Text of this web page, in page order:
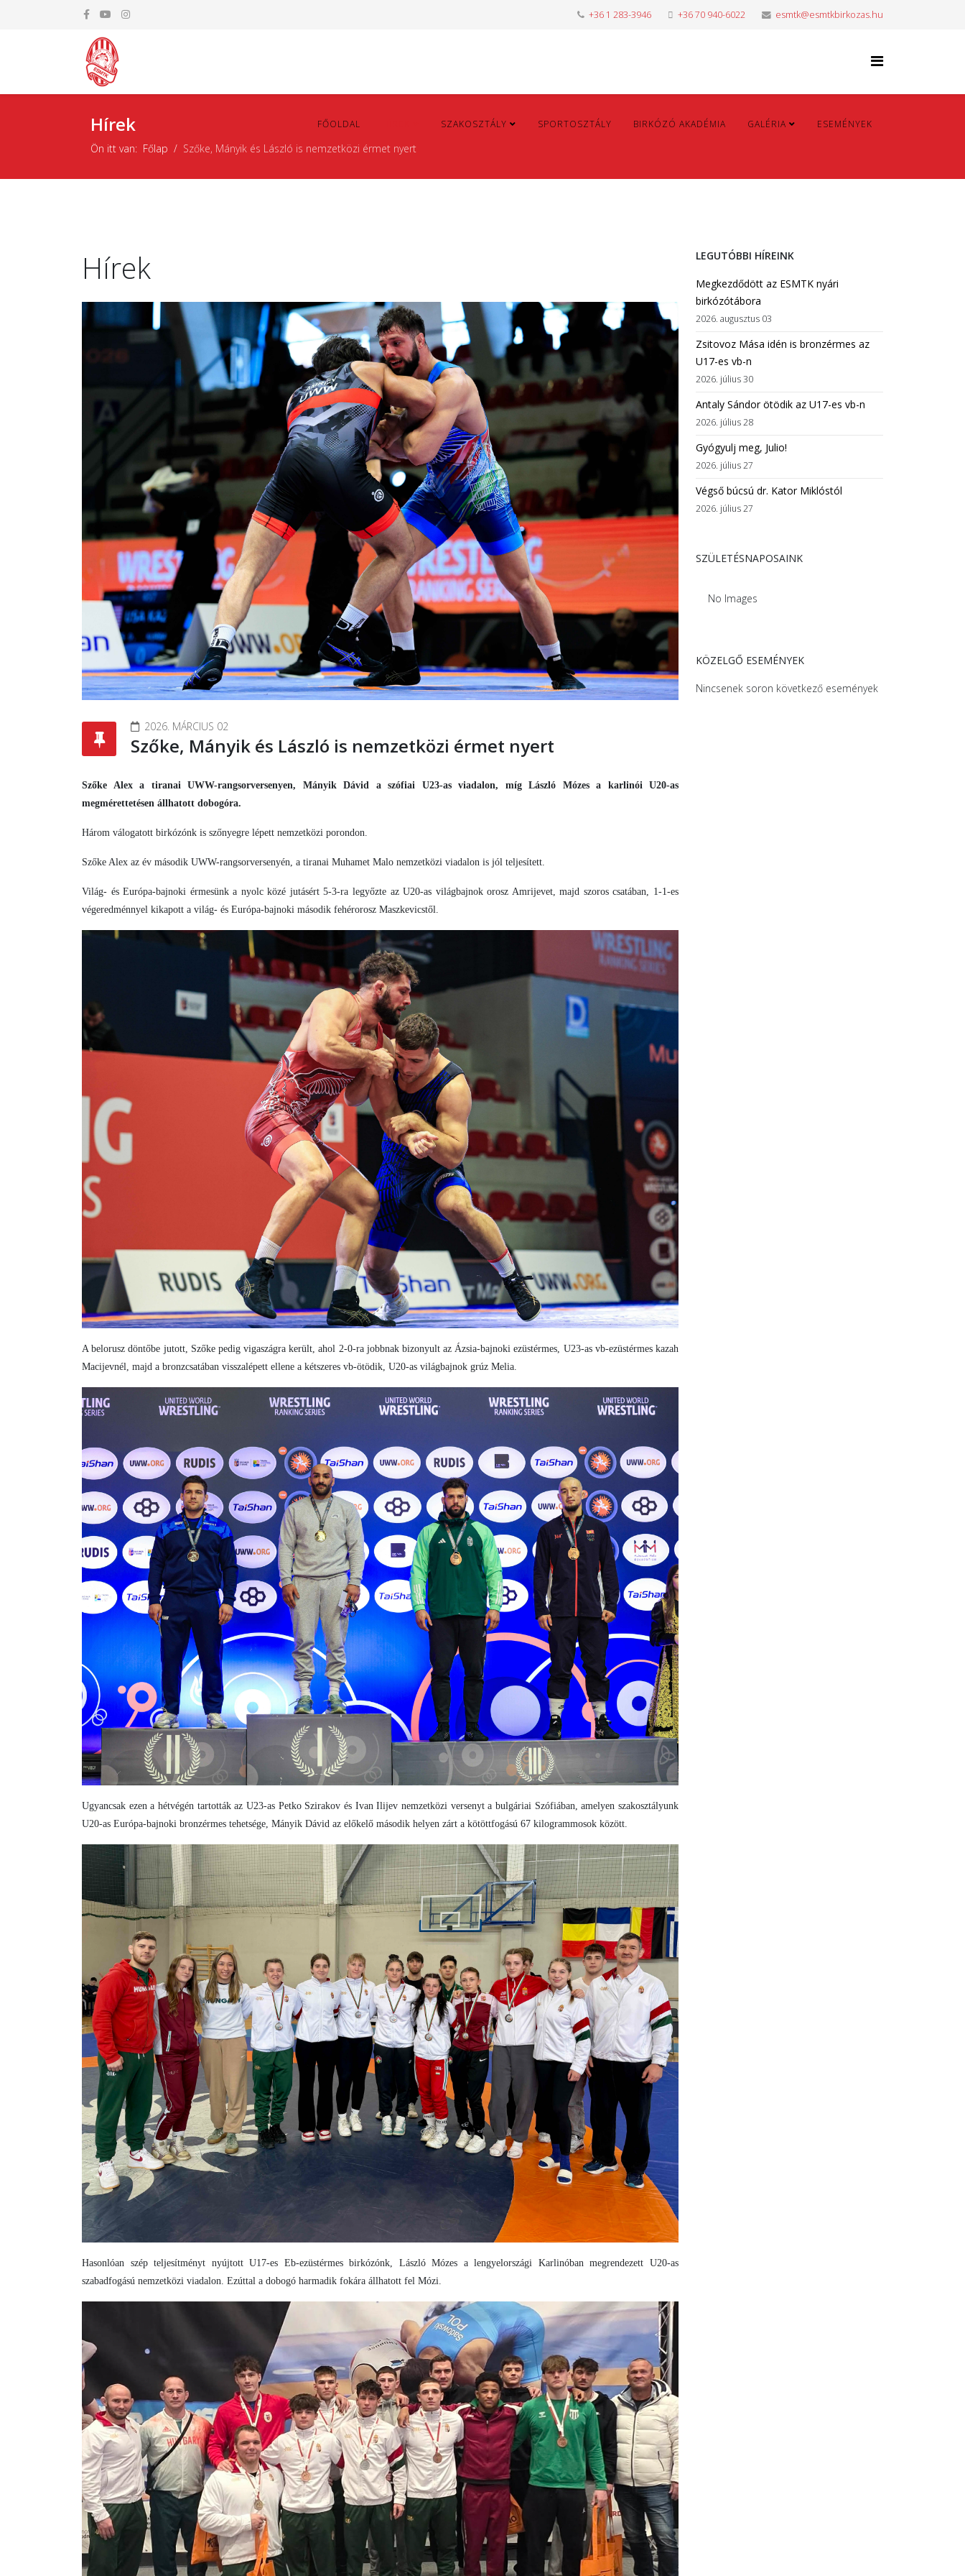
+36 1 283-3946 +36 70 940-6022 esmtk@esmtkbirkozas.hu
FŐOLDAL SZAKOSZTÁLY SPORTOSZTÁLY BIRKÓZÓ AKADÉMIA GALÉRIA ESEMÉNYEK
Hírek
Ön itt van: Főlap Szőke, Mányik és László is nemzetközi érmet nyert
Hírek
2026. MÁRCIUS 02
Szőke, Mányik és László is nemzetközi érmet nyert
Szőke Alex a tiranai UWW-rangsorversenyen, Mányik Dávid a szófiai U23-as viadalon, míg László Mózes a karlinói U20-as
megmérettetésen állhatott dobogóra.
Három válogatott birkózónk is szőnyegre lépett nemzetközi porondon.
Szőke Alex az év második UWW-rangsorversenyén, a tiranai Muhamet Malo nemzetközi viadalon is jól teljesített.
Világ- és Európa-bajnoki érmesünk a nyolc közé jutásért 5-3-ra legyőzte az U20-as világbajnok orosz Amrijevet, majd szoros csatában, 1-1-es
végeredménnyel kikapott a világ- és Európa-bajnoki második fehérorosz Maszkevicstől.
A belorusz döntőbe jutott, Szőke pedig vigaszágra került, ahol 2-0-ra jobbnak bizonyult az Ázsia-bajnoki ezüstérmes, U23-as vb-ezüstérmes kazah
Macijevnél, majd a bronzcsatában visszalépett ellene a kétszeres vb-ötödik, U20-as világbajnok grúz Melia.
Ugyancsak ezen a hétvégén tartották az U23-as Petko Szirakov és Ivan Ilijev nemzetközi versenyt a bulgáriai Szófiában, amelyen szakosztályunk
U20-as Európa-bajnoki bronzérmes tehetsége, Mányik Dávid az előkelő második helyen zárt a kötöttfogású 67 kilogrammosok között.
Hasonlóan szép teljesítményt nyújtott U17-es Eb-ezüstérmes birkózónk, László Mózes a lengyelországi Karlinóban megrendezett U20-as
szabadfogású nemzetközi viadalon. Ezúttal a dobogó harmadik fokára állhatott fel Mózi.
LEGUTÓBBI HÍREINK
Megkezdődött az ESMTK nyári
birkózótábora
2026. augusztus 03
Zsitovoz Mása idén is bronzérmes az
U17-es vb-n
2026. július 30
Antaly Sándor ötödik az U17-es vb-n
2026. július 28
Gyógyulj meg, Julio!
2026. július 27
Végső búcsú dr. Kator Miklóstól
2026. július 27
SZÜLETÉSNAPOSAINK
No Images
KÖZELGŐ ESEMÉNYEK
Nincsenek soron következő események